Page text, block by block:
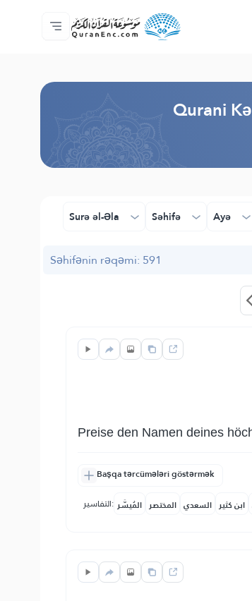
Ana səhifə
Tərcümənin mündəricatı
Audio
Tərtibatçıların xidməti - API
Layihə haqqında
Bizimlə əlaqə saxla
Dil
Qurani
Surə əl-Əla Səhifə Ayə
Səhifənin rəqəmi: 591
Preise den Namen deines
Başqa tərcümələri göstərmək
التفاسير: المُيسَّر المختصر السعدي ابن كثير